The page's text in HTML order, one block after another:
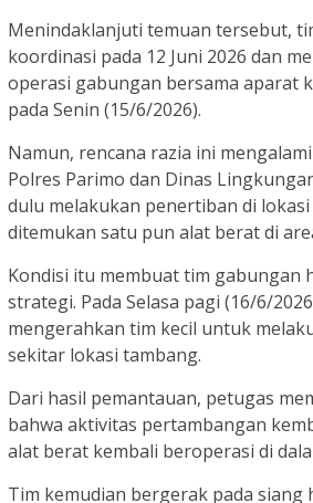
Menindaklanjuti temuan tersebut,
koordinasi pada 12 Juni 2026 dan
operasi gabungan bersama aparat
pada Senin (15/6/2026).
Namun, rencana razia ini
Polres Parimo dan Dinas
dulu melakukan penertiban di
ditemukan satu pun alat berat di
Kondisi itu membuat tim gabungan
strategi. Pada Selasa pagi (16/6/
mengerahkan tim kecil untuk
sekitar lokasi tambang.
Dari hasil pemantauan, petugas
bahwa aktivitas pertambangan
alat berat kembali beroperasi di
Tim kemudian bergerak pada siang